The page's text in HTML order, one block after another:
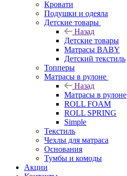
Кровати
Подушки и одеяла
Детские товары
Назад
Детские товары
Матрасы BABY
Детский текстиль
Топперы
Матрасы в рулоне
Назад
Матрасы в рулоне
ROLL FOAM
ROLL SPRING
Simple
Текстиль
Чехлы для матраса
Основания
Тумбы и комоды
Акции